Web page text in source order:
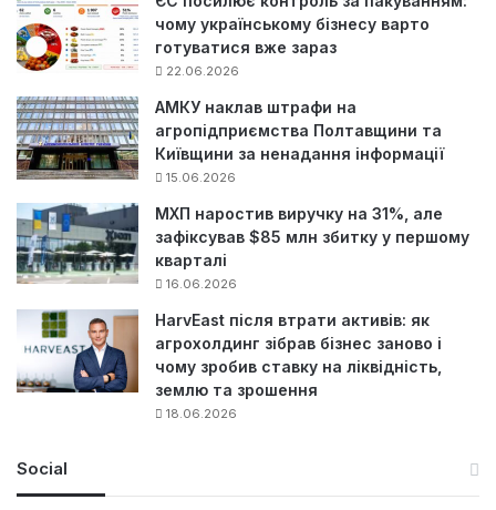
чому українському бізнесу варто
готуватися вже зараз
22.06.2026
АМКУ наклав штрафи на
агропідприємства Полтавщини та
Київщини за ненадання інформації
15.06.2026
МХП наростив виручку на 31%, але
зафіксував $85 млн збитку у першому
кварталі
16.06.2026
HarvEast після втрати активів: як
агрохолдинг зібрав бізнес заново і
чому зробив ставку на ліквідність,
землю та зрошення
18.06.2026
Social